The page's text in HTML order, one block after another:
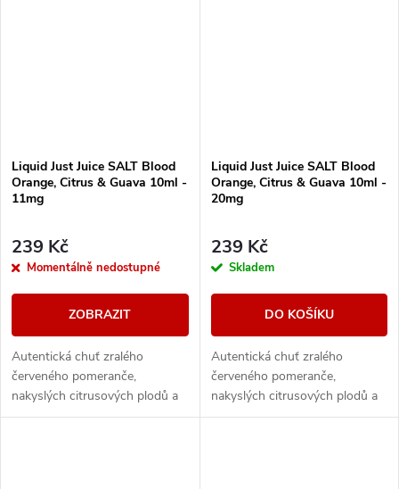
Liquid Just Juice SALT Blood
Orange, Citrus & Guava 10ml -
11mg
239 Kč
Momentálně nedostupné
ZOBRAZIT
Autentická chuť zralého
červeného pomeranče,
nakyslých citrusových plodů a
tropické guavy.
Liquid Just Juice SALT Blood
Orange, Citrus & Guava 10ml -
20mg
239 Kč
Skladem
DO KOŠÍKU
Autentická chuť zralého
červeného pomeranče,
nakyslých citrusových plodů a
tropické guavy.